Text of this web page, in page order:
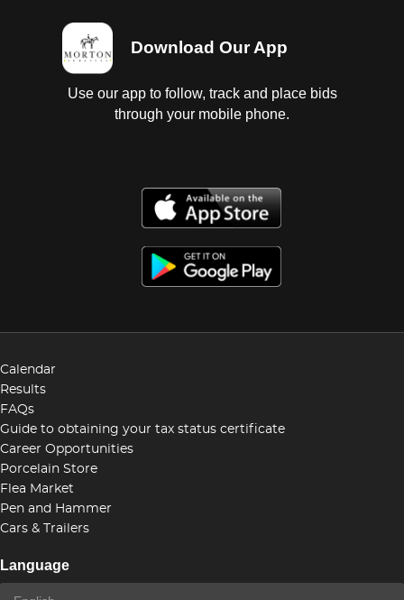
Download Our App
Use our app to follow, track and place bids
through your mobile phone.
Calendar
Results
FAQs
Guide to obtaining your tax status certificate
Career Opportunities
Porcelain Store
Flea Market
Pen and Hammer
Cars & Trailers
Language